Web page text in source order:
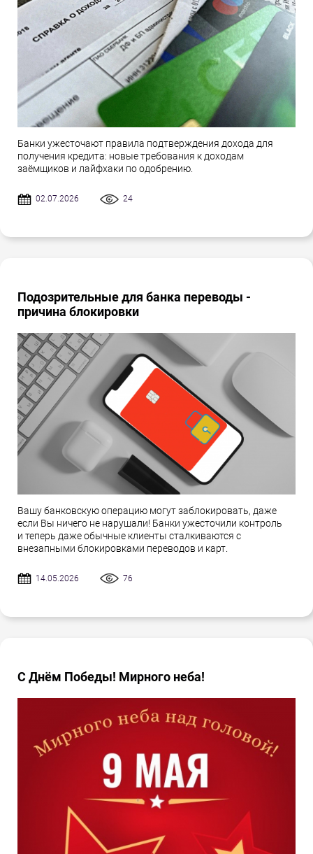
Банки ужесточают правила подтверждения дохода для
получения кредита: новые требования к доходам
заёмщиков и лайфхаки по одобрению.
02.07.2026 24
Подозрительные для банка переводы -
причина блокировки
Вашу банковскую операцию могут заблокировать, даже
если Вы ничего не нарушали! Банки ужесточили контроль
и теперь даже обычные клиенты сталкиваются с
внезапными блокировками переводов и карт.
14.05.2026 76
С Днём Победы! Мирного неба!